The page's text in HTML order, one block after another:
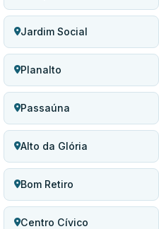
Jardim Social
Planalto
Passaúna
Alto da Glória
Bom Retiro
Centro Cívico